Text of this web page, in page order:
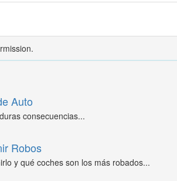
Auto
consecuencias...
Robos
y qué coches son los más robados...